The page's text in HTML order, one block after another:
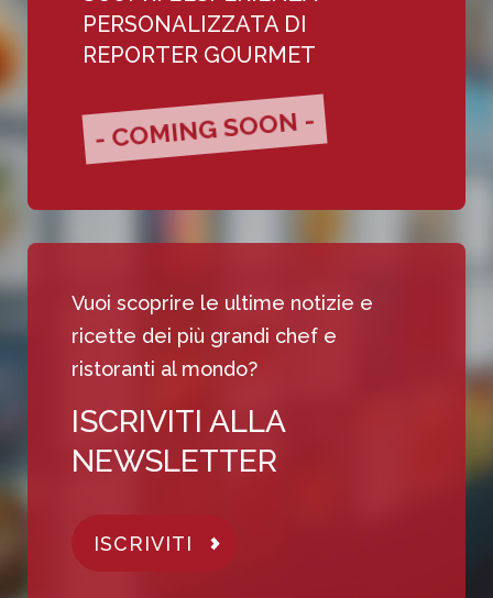
PERSONALIZZATA DI
REPORTER GOURMET
- COMING SOON -
Vuoi scoprire le ultime notizie e
ricette dei più grandi chef e
ristoranti al mondo?
ISCRIVITI ALLA
NEWSLETTER
ISCRIVITI